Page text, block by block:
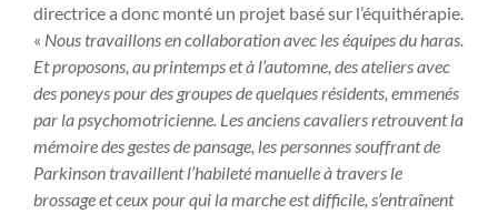
directrice a donc monté un projet basé sur l’équithérapie.
« Nous travaillons en collaboration avec les équipes du haras.
Et proposons, au printemps et à l’automne, des ateliers avec
des poneys pour des groupes de quelques résidents, emmenés
par la psychomotricienne. Les anciens cavaliers retrouvent la
mémoire des gestes de pansage, les personnes souffrant de
Parkinson travaillent l’habileté manuelle à travers le
brossage et ceux pour qui la marche est difficile, s’entraînent